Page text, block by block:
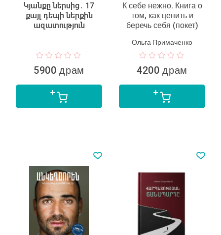
Կյանքը ներսից․ 17
քայլ դեպի ներքին
ազատություն
5900 драм
К себе нежно. Книга о
том, как ценить и
беречь себя (покет)
Ольга Примаченко
4200 драм